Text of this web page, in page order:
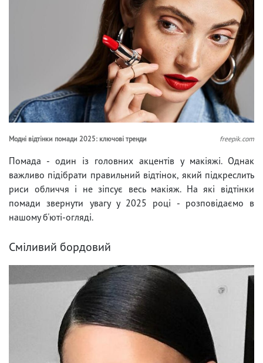
Модні відтінки помади 2025: ключові тренди freepik.com
Помада - один із головних акцентів у макіяжі. Однак
важливо підібрати правильний відтінок, який підкреслить
риси обличчя і не зіпсує весь макіяж. На які відтінки
помади звернути увагу у 2025 році - розповідаємо в
нашому б'юті-огляді.
Сміливий бордовий